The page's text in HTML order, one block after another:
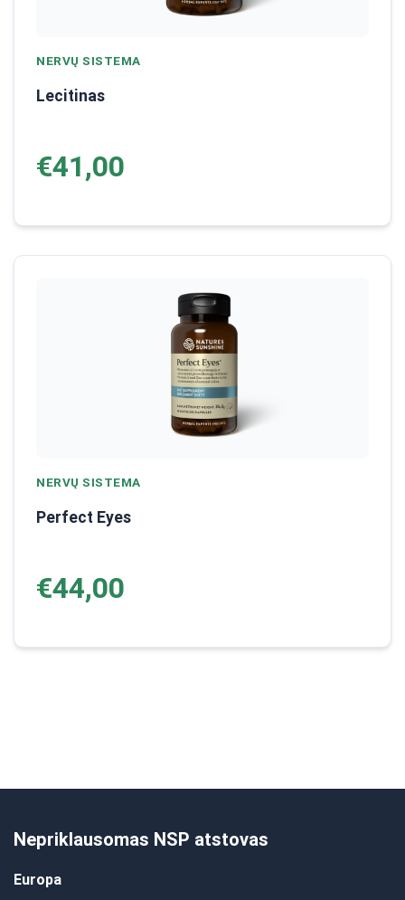
NERVŲ SISTEMA
Lecitinas
€41,00
NERVŲ SISTEMA
Perfect Eyes
€44,00
Nepriklausomas NSP atstovas
Europa